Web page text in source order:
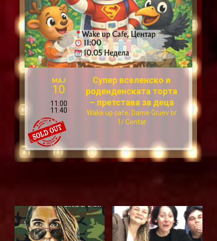
МАЈ
10
11:00
11:40
Супер вселенско и
роденденската торта
– претстава за деца
Wake up cafe, Dame Gruev br
1/ Centar